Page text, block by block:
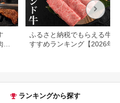
還
ふるさと納税でもらえる牛肉
すすめランキング【2026年
ランキングから探す